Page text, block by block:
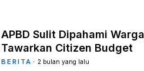
APBD Sulit Dipahami
Tawarkan Citizen Budget
BERITA 2 bulan yang lalu